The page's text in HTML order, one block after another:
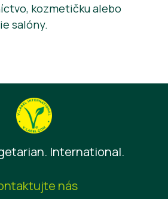
kozmetičku alebo
salóny.
International.
nás